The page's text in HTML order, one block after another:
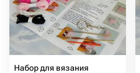
Набор для вязания